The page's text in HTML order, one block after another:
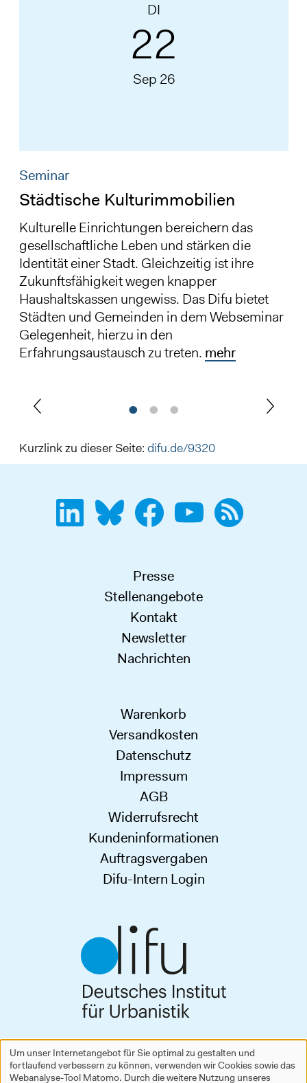
DI
22
Sep 26
Seminar
Städtische Kulturimmobilien
Kulturelle Einrichtungen bereichern das
gesellschaftliche Leben und stärken die
Identität einer Stadt. Gleichzeitig ist ihre
Zukunftsfähigkeit wegen knapper
Haushaltskassen ungewiss. Das Difu bietet
Städten und Gemeinden in dem Webseminar
Gelegenheit, hierzu in den
Erfahrungsaustausch zu treten. mehr
Kurzlink zu dieser Seite: difu.de/9320
Presse
Stellenangebote
Kontakt
Newsletter
Nachrichten
Warenkorb
Versandkosten
Datenschutz
Impressum
AGB
Widerrufsrecht
Kundeninformationen
Auftragsvergaben
Difu-Intern Login
Deutsches Institut für Urbanistik gGmbH
Zimmerstraße 13–15
10969 Berlin
Verwendung
Um unser Internetangebot für Sie optimal zu gestalten und
fortlaufend verbessern zu können, verwenden wir Cookies sowie das
Webanalyse-Tool Matomo. Durch die weitere Nutzung unseres